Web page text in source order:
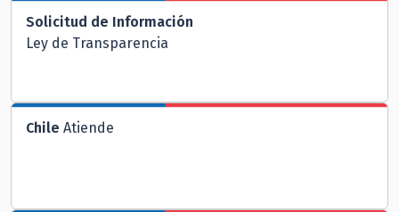
Solicitud de Información
Ley de Transparencia
Chile Atiende